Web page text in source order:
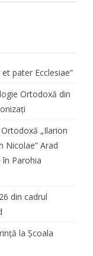
pater Ecclesiae”
Ortodoxă din
„Ilarion
Nicolae” Arad
Parohia
din cadrul
la Școala